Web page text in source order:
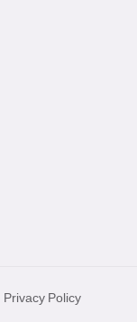
Privacy Policy